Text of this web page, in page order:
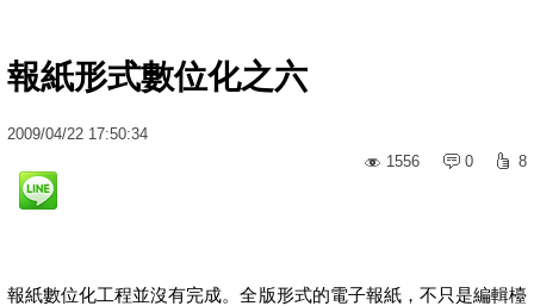
報紙形式數位化之六
2009/04/22 17:50:34
1556
0 8
報紙數位化工程並沒有完成。全版形式的電子報紙，不只是編輯檯